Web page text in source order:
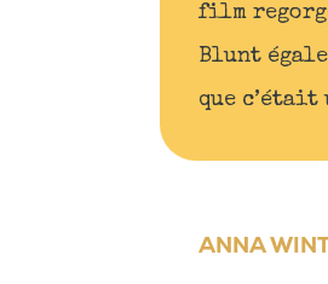
film
Blunt
que
ANNA